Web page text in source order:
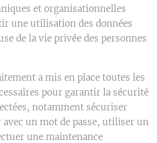
et organisationnelles
une utilisation des données
de la vie privée des personnes
a mis en place toutes les
pour garantir la sécurité
notamment sécuriser
un mot de passe, utiliser un
une maintenance